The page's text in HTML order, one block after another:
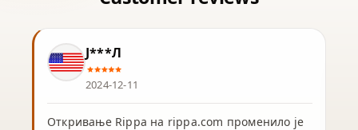
Ј***Л
2024-12-11
Откривање Rippa на rippa.com променило је